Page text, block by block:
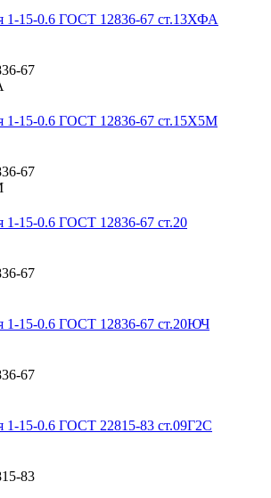
1-15-0.6 ГОСТ 12836-67 ст.13ХФА
67
1-15-0.6 ГОСТ 12836-67 ст.15Х5М
67
1-15-0.6 ГОСТ 12836-67 ст.20
67
1-15-0.6 ГОСТ 12836-67 ст.20ЮЧ
67
1-15-0.6 ГОСТ 22815-83 ст.09Г2С
83